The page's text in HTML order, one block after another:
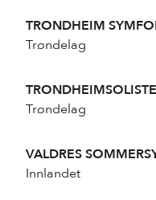
TRONDHEIM
Trøndelag
Trøndelag
VALDRES
Innlandet